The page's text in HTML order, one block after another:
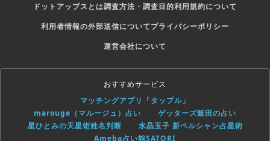
ドットアップスとは調査方法・調査目的利用規約について
利用者情報の外部送信についてプライバシーポリシー
運営会社について
おすすめサービス
マッチングアプリ「タップル」
marouge（マルージュ）占い
ゲッターズ飯田の占い
星ひとみの天星術姓名判断
水晶玉子 新ペルシャン占星術
Ameba占い館SATORI